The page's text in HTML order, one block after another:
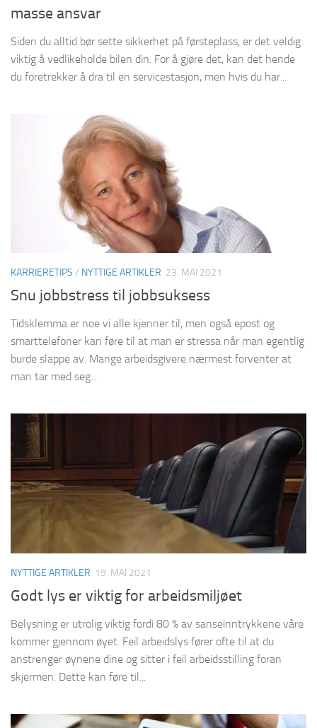
masse ansvar
Siden du alltid bør sette sikkerhet på førsteplass, er det veldig
viktig å vedlikeholde bilen din. For å gjøre det, kan det hende
du foretrekker å dra til en servicestasjon, men hvis du har...
KARRIERETIPS / NYTTIGE ARTIKLER 23. MAI 2021
Snu jobbstress til jobbsuksess
Tidsklemma er noe vi alle kjenner til, men også epost og
smarttelefoner kan føre til at man er stressa når man egentlig
burde slappe av. Mange arbeidsgivere nærmest forventer at
man tar med seg...
NYTTIGE ARTIKLER 19. MAI 2021
Godt lys er viktig for arbeidsmiljøet
Belysning er utrolig viktig fordi 80 % av sanseinntrykkene våre
kommer gjennom øyet. Feil arbeidslys fører ofte til at du
anstrenger øynene dine og sitter i feil arbeidsstilling foran
skjermen. Dette kan føre til...